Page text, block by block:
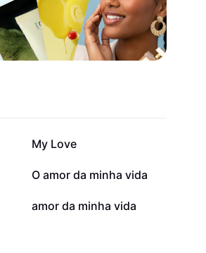
100,6 mil
My Love
3,1 mil
O amor da minha vida
107
amor da minha vida